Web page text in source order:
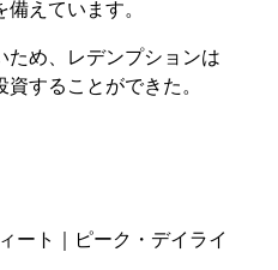
えています。
ため、レデンプションは
することができた。
ート｜ピーク・デイライ